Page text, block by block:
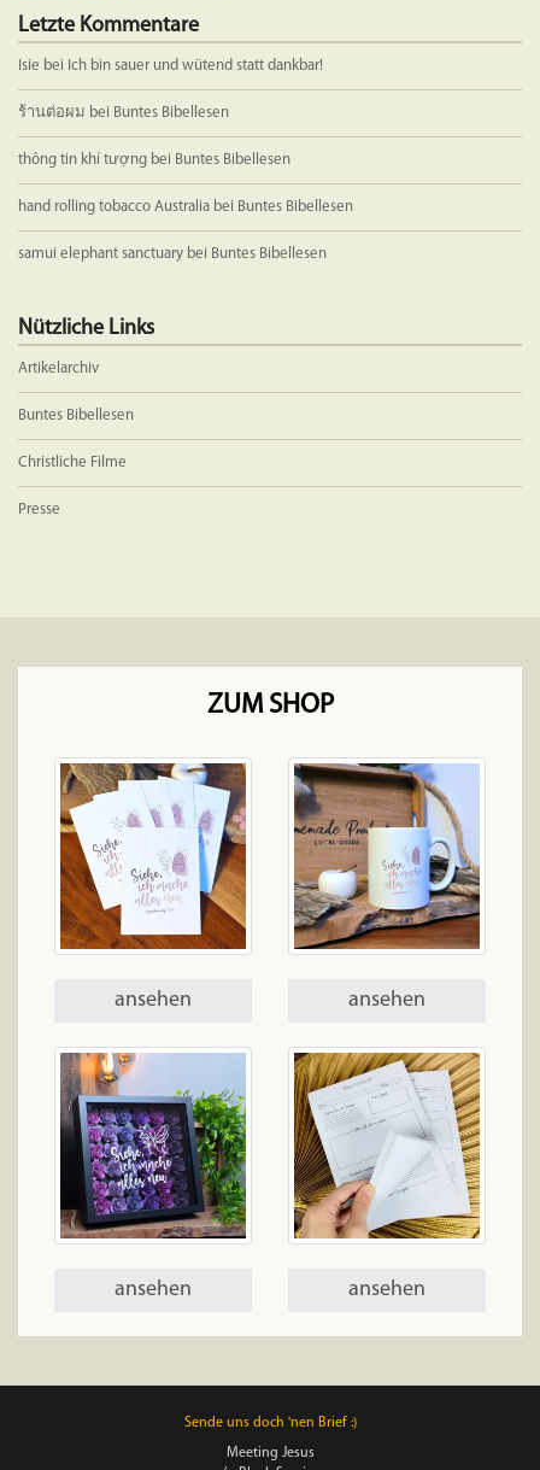
Letzte Kommentare
Isie bei Ich bin sauer und wütend statt dankbar!
ร้านต่อผม bei Buntes Bibellesen
thông tin khí tượng bei Buntes Bibellesen
hand rolling tobacco Australia bei Buntes Bibellesen
samui elephant sanctuary bei Buntes Bibellesen
Nützliche Links
Artikelarchiv
Buntes Bibellesen
Christliche Filme
Presse
ZUM SHOP
ansehen ansehen
ansehen ansehen
Sende uns doch 'nen Brief :)
Meeting Jesus